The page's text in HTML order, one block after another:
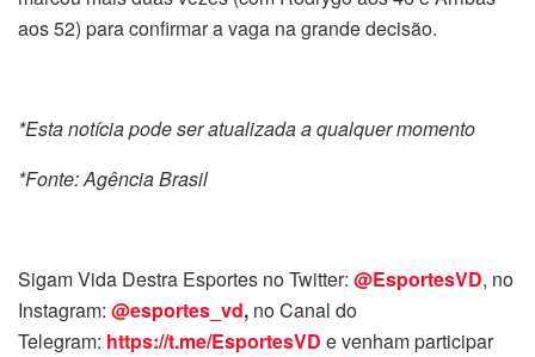
aos 52) para confirmar a vaga na grande decisão.
*Esta notícia pode ser atualizada a qualquer momento
*Fonte: Agência Brasil
Sigam Vida Destra Esportes no Twitter: @EsportesVD, no
Instagram: @esportes_vd, no Canal do
Telegram: https://t.me/EsportesVD e venham participar